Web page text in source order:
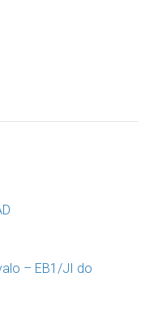
– EB1/JI do